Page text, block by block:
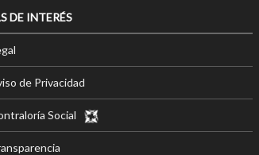
DE INTERÉS
de Privacidad
Social